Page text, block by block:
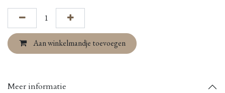
Aan winkelmandje toevoegen
Meer informatie